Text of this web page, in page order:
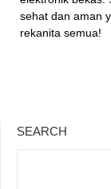
sehat dan aman
rekanita semua!
SEARCH